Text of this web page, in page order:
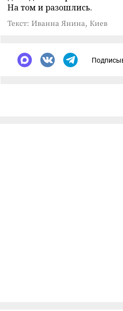
На том и разошлись.
Текст: Иванна Янина, Киев